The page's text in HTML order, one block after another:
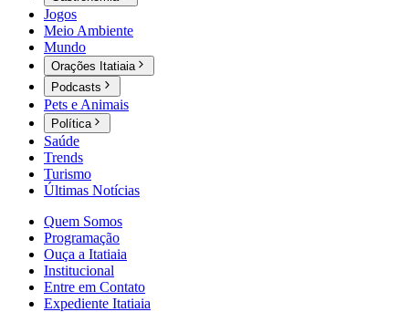
Jogos
Meio Ambiente
Mundo
Orações Itatiaia
Podcasts
Pets e Animais
Política
Saúde
Trends
Turismo
Últimas Notícias
Quem Somos
Programação
Ouça a Itatiaia
Institucional
Entre em Contato
Expediente Itatiaia